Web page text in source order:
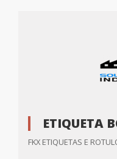
ETIQUETA
FKX ETIQUETAS E